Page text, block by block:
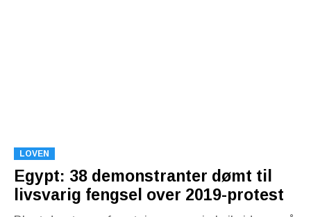
LOVEN
Egypt: 38 demonstranter dømt til
livsvarig fengsel over 2019-protest